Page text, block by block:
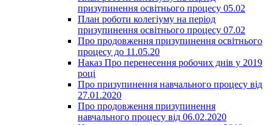
призупинення освітнього процесу 05.02
План роботи колегіуму на період
призупинення освітнього процесу 07.02
Про продовження призупинення освітнього
процесу до 11.05.20
Наказ Про перенесення робочих днів у 2019
році
Про призупинення навчального процесу від
27.01.2020
Про продовження призупинення
навчального процесу від 06.02.2020